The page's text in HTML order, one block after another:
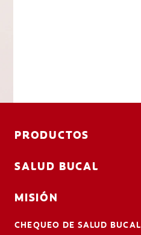
PRODUCTOS
SALUD BUCAL
MISIÓN
CHEQUEO DE SALUD BUCAL